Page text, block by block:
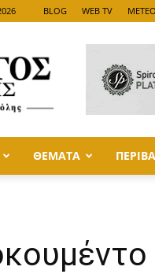
BLOG WEB TV METEO
ΘΕΜΑΤΑ